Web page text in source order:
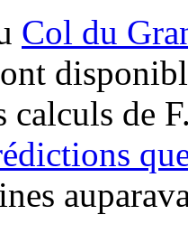
Col du
calculs de